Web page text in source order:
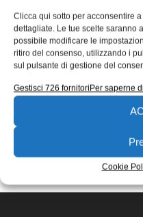
Clicca qui sotto per acconsentire
dettagliate. Le tue scelte saranno
possibile modificare le
ritiro del consenso, utilizzando i
sul pulsante di gestione del
Gestisci 726 fornitoriPer saperne
Cookie
ISCRIVITI ALLA